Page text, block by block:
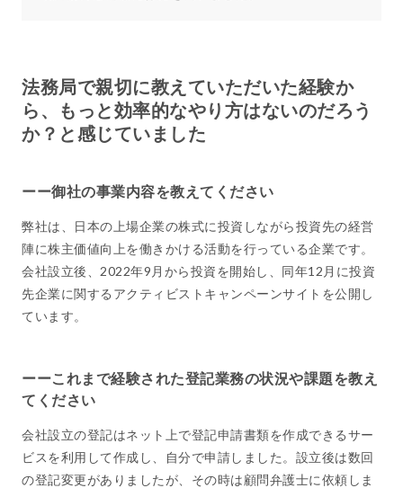
法務局で親切に教えていただいた経験か
ら、もっと効率的なやり方はないのだろう
か？と感じていました
ーー御社の事業内容を教えてください
弊社は、日本の上場企業の株式に投資しながら投資先の経営
陣に株主価値向上を働きかける活動を行っている企業です。
会社設立後、2022年9月から投資を開始し、同年12月に投資
先企業に関するアクティビストキャンペーンサイトを公開し
ています。
ーーこれまで経験された登記業務の状況や課題を教え
てください
会社設立の登記はネット上で登記申請書類を作成できるサー
ビスを利用して作成し、自分で申請しました。設立後は数回
の登記変更がありましたが、その時は顧問弁護士に依頼しま